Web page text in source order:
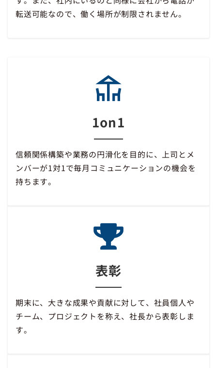
転送可能なので、働く場所が制限されません。
1on1
信頼関係構築や業務の円滑化を目的に、上司とメ
ンバーが1対1で毎月コミュニケーションの機会を
持ちます。
表彰
期末に、大きな成果や貢献に対して、社員個人や
チーム、プロジェクトを称え、社長から表彰しま
す。